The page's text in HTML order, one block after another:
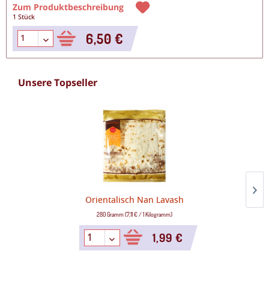
Zum Produktbeschreibung
1 Stück
6,50 €
Unsere Topseller
Orientalisch Nan Lavash
280 Gramm(7,11 €/1 Kilogramm)
1,99 €